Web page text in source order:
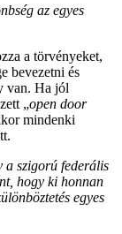
az egyes
a törvényeket,
bevezetni és
van. Ha jól
„open door
mindenki
a szigorú federális
hogy ki honnan
egyes